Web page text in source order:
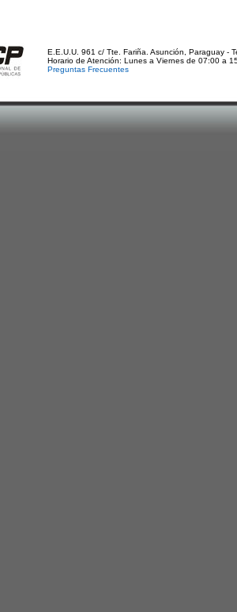
E.E.U.U. 961 c/ Tte. Fariña. Asunción, Paraguay -
Horario de Atención: Lunes a Viernes de 07:00 a
Preguntas Frecuentes